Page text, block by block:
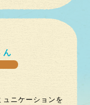
ん
ュニケーションを